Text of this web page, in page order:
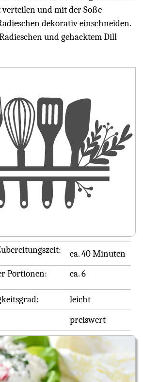
verteilen und mit der Soße
dekorativ einschneiden.
und gehacktem Dill
ca. 40 Minuten
Portionen:
ca. 6
leicht
preiswert